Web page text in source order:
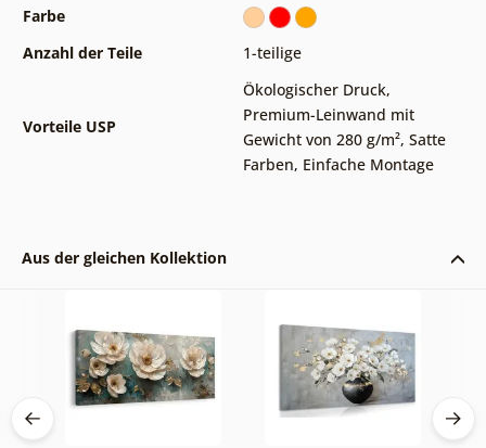
Farbe
Anzahl der Teile
1-teilige
Vorteile USP
Ökologischer Druck,
Premium-Leinwand mit
Gewicht von 280 g/m², Satte
Farben, Einfache Montage
Aus der gleichen Kollektion